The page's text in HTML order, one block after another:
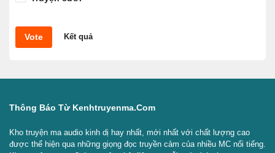
Vote Kết quả
Thông Báo Từ Kenhtruyenma.com
Kho truyện ma audio kinh dị hay nhất, mới nhất với chất lượng cao
được thể hiện qua những giọng đọc truyền cảm của nhiều MC nổi tiếng.